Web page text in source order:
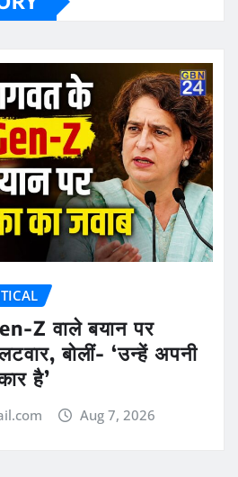
Z वाले बयान पर
बोलीं- ‘उन्हें अपनी
है’
Aug 7, 2026